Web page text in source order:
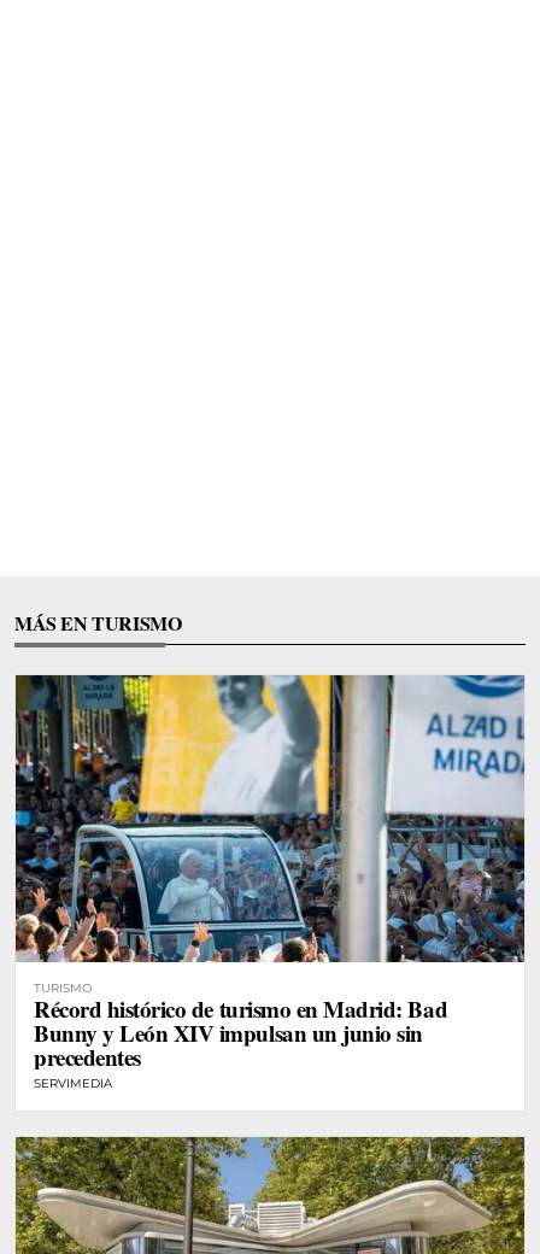
MÁS EN TURISMO
TURISMO
Récord histórico de turismo en Madrid: Bad
Bunny y León XIV impulsan un junio sin
precedentes
SERVIMEDIA